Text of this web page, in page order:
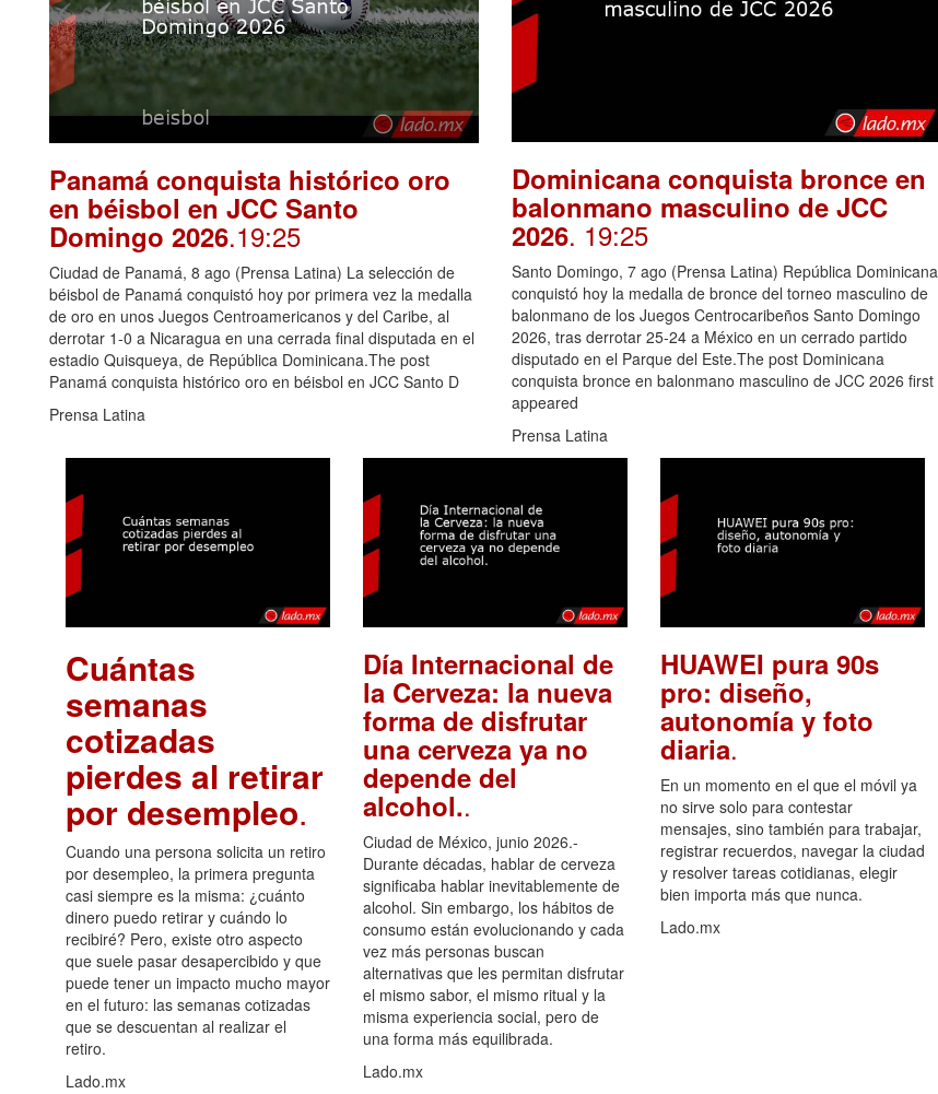
Panamá conquista histórico oro
en béisbol en JCC Santo
Domingo 2026.19:25
Ciudad de Panamá, 8 ago (Prensa Latina) La selección de
béisbol de Panamá conquistó hoy por primera vez la medalla
de oro en unos Juegos Centroamericanos y del Caribe, al
derrotar 1-0 a Nicaragua en una cerrada final disputada en el
estadio Quisqueya, de República Dominicana.The post
Panamá conquista histórico oro en béisbol en JCC Santo D
Prensa Latina
Dominicana conquista bronce en
balonmano masculino de JCC
2026. 19:25
Santo Domingo, 7 ago (Prensa Latina) República Dominicana
conquistó hoy la medalla de bronce del torneo masculino de
balonmano de los Juegos Centrocaribeños Santo Domingo
2026, tras derrotar 25-24 a México en un cerrado partido
disputado en el Parque del Este.The post Dominicana
conquista bronce en balonmano masculino de JCC 2026 first
appeared
Prensa Latina
Cuántas
semanas
cotizadas
pierdes al retirar
por desempleo.
Cuando una persona solicita un retiro
por desempleo, la primera pregunta
casi siempre es la misma: ¿cuánto
dinero puedo retirar y cuándo lo
recibiré? Pero, existe otro aspecto
que suele pasar desapercibido y que
puede tener un impacto mucho mayor
en el futuro: las semanas cotizadas
que se descuentan al realizar el
retiro.
Lado.mx
Día Internacional de
la Cerveza: la nueva
forma de disfrutar
una cerveza ya no
depende del
alcohol..
Ciudad de México, junio 2026.-
Durante décadas, hablar de cerveza
significaba hablar inevitablemente de
alcohol. Sin embargo, los hábitos de
consumo están evolucionando y cada
vez más personas buscan
alternativas que les permitan disfrutar
el mismo sabor, el mismo ritual y la
misma experiencia social, pero de
una forma más equilibrada.
Lado.mx
HUAWEI pura 90s
pro: diseño,
autonomía y foto
diaria.
En un momento en el que el móvil ya
no sirve solo para contestar
mensajes, sino también para trabajar,
registrar recuerdos, navegar la ciudad
y resolver tareas cotidianas, elegir
bien importa más que nunca.
Lado.mx